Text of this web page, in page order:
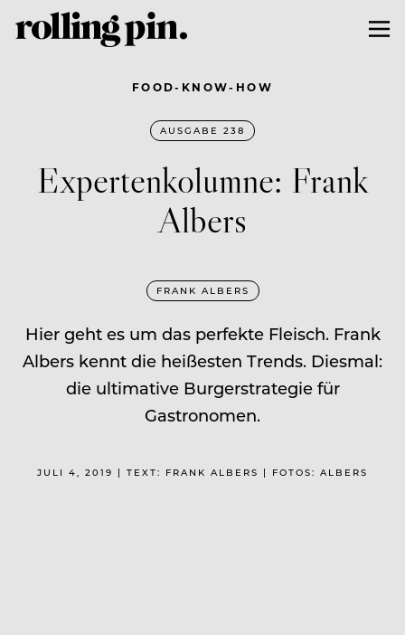
FOOD-KNOW-HOW
AUSGABE 238
Expertenkolumne: Frank
Albers
FRANK ALBERS
Hier geht es um das perfekte Fleisch. Frank
Albers kennt die heißesten Trends. Diesmal:
die ultimative Burgerstrategie für
Gastronomen.
JULI 4, 2019 | TEXT: FRANK ALBERS | FOTOS: ALBERS